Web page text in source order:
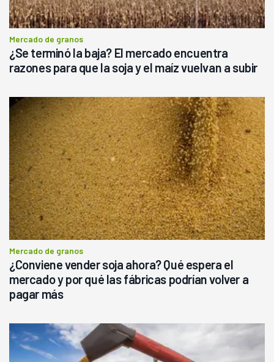
Mercado de granos
¿Se terminó la baja? El mercado encuentra
razones para que la soja y el maíz vuelvan a subir
Mercado de granos
¿Conviene vender soja ahora? Qué espera el
mercado y por qué las fábricas podrían volver a
pagar más